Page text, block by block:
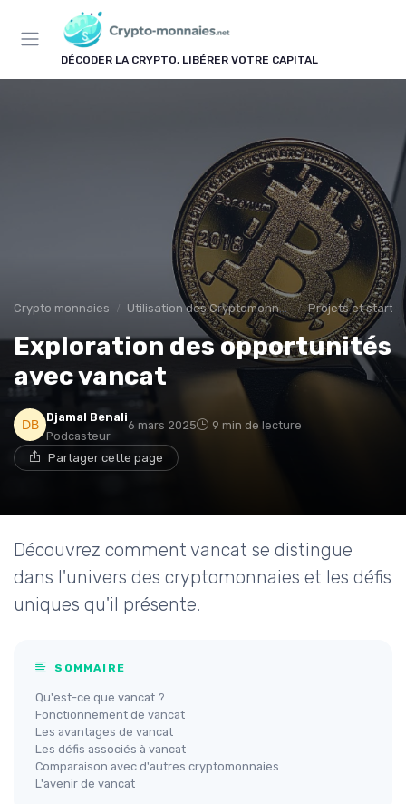
DÉCODER LA CRYPTO, LIBÉRER VOTRE CAPITAL
Crypto monnaies Utilisation des Cryptomonnaies Projets et start-
Exploration des opportunités
avec vancat
Djamal Benali
Podcasteur
6 mars 2025 9 min de lecture
Partager cette page
Découvrez comment vancat se distingue
dans l'univers des cryptomonnaies et les défis
uniques qu'il présente.
SOMMAIRE
Qu'est-ce que vancat ?
Fonctionnement de vancat
Les avantages de vancat
Les défis associés à vancat
Comparaison avec d'autres cryptomonnaies
L'avenir de vancat
Panneau de gestion des cookies